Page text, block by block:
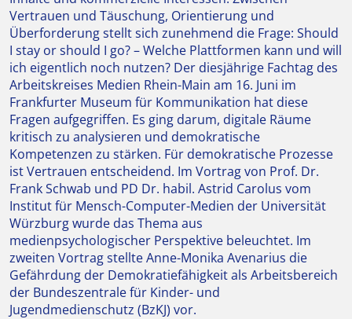
Vertrauen und Täuschung, Orientierung und
Überforderung stellt sich zunehmend die Frage: Should
I stay or should I go? – Welche Plattformen kann und will
ich eigentlich noch nutzen? Der diesjährige Fachtag des
Arbeitskreises Medien Rhein-Main am 16. Juni im
Frankfurter Museum für Kommunikation hat diese
Fragen aufgegriffen. Es ging darum, digitale Räume
kritisch zu analysieren und demokratische
Kompetenzen zu stärken. Für demokratische Prozesse
ist Vertrauen entscheidend. Im Vortrag von Prof. Dr.
Frank Schwab und PD Dr. habil. Astrid Carolus vom
Institut für Mensch-Computer-Medien der Universität
Würzburg wurde das Thema aus
medienpsychologischer Perspektive beleuchtet. Im
zweiten Vortrag stellte Anne-Monika Avenarius die
Gefährdung der Demokratiefähigkeit als Arbeitsbereich
der Bundeszentrale für Kinder- und
Jugendmedienschutz (BzKJ) vor.